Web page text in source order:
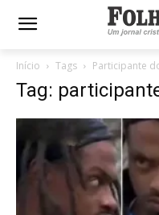
Início Tags Participante
Tag: